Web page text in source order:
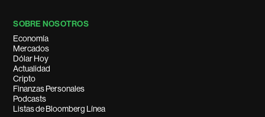
SOBRE NOSOTROS
Economía
Mercados
Dólar Hoy
Actualidad
Cripto
Finanzas Personales
Podcasts
Listas de Bloomberg Línea